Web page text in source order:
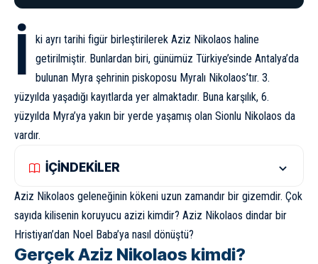
İ
ki ayrı tarihi figür birleştirilerek Aziz Nikolaos haline
getirilmiştir. Bunlardan biri, günümüz Türkiye’sinde Antalya’da
bulunan Myra şehrinin piskoposu Myralı Nikolaos’tır. 3.
yüzyılda yaşadığı kayıtlarda yer almaktadır. Buna karşılık, 6.
yüzyılda Myra’ya yakın bir yerde yaşamış olan Sionlu Nikolaos da
vardır.
İÇİNDEKİLER
Aziz Nikolaos geleneğinin kökeni uzun zamandır bir gizemdir. Çok
sayıda kilisenin koruyucu azizi kimdir? Aziz Nikolaos dindar bir
Hristiyan’dan Noel Baba’ya nasıl dönüştü?
Gerçek Aziz Nikolaos kimdi?